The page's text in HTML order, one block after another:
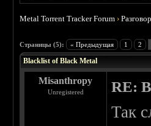
Metal Torrent Tracker Forum ›
Страницы (5): « Предыдущая 1 2
Blacklist of Black Metal
Misanthropy
Unregistered RE:
Так